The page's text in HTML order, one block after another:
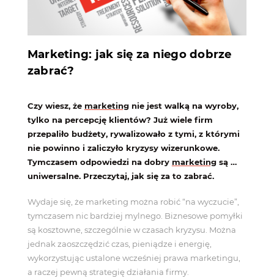
Marketing: jak się za niego dobrze
zabrać?
Czy wiesz, że marketingnie jest walką na wyroby,
tylko na percepcję klientów? Już wiele firm
przepaliło budżety, rywalizowało z tymi, z którymi
nie powinno i zaliczyło kryzysy wizerunkowe.
Tymczasem odpowiedzi na dobry marketingsą …
uniwersalne. Przeczytaj, jak się za to zabrać.
Wydaje się, że marketing można robić “na wyczucie”,
tymczasem nic bardziej mylnego. Biznesowe pomyłki
są kosztowne, szczególnie w czasach kryzysu. Można
jednak zaoszczędzić czas, pieniądze i energię,
wykorzystując ustalone wcześniej prawa marketingu,
a raczej pewną strategię działania firmy.